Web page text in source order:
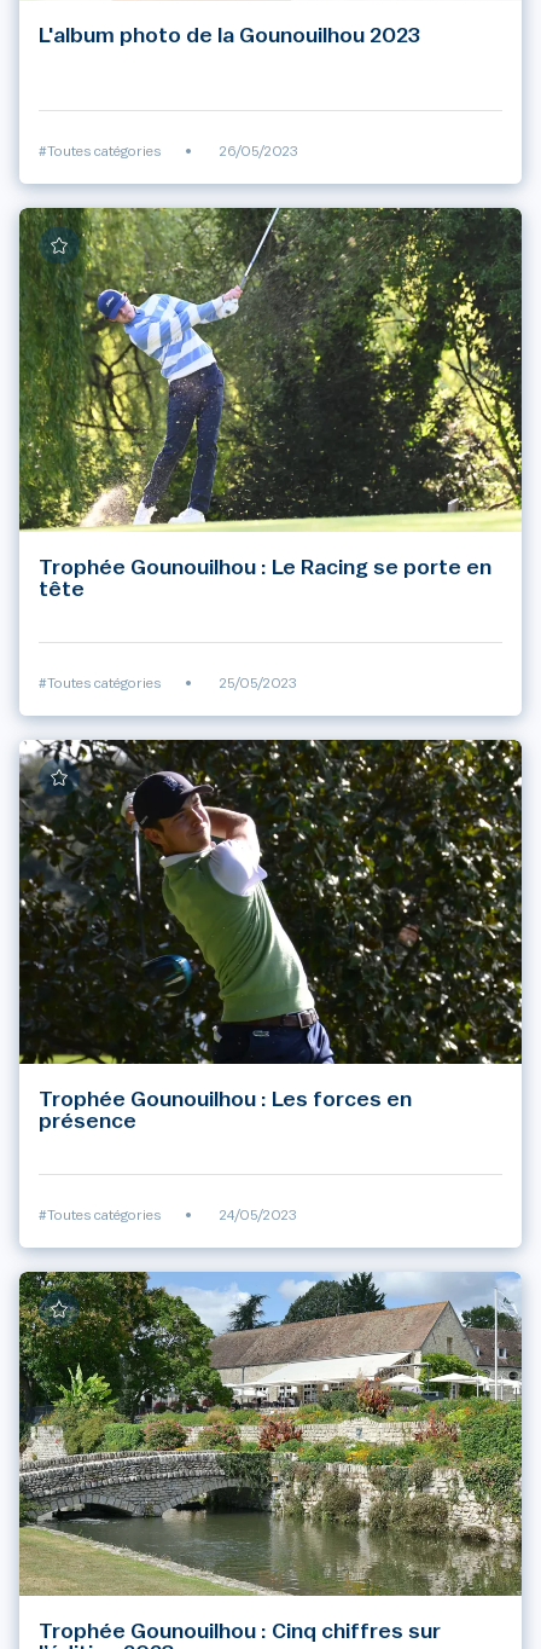
L'album photo de la Gounouilhou 2023
#Toutes catégories • 26/05/2023
Trophée Gounouilhou : Le Racing se porte en
tête
#Toutes catégories • 25/05/2023
Trophée Gounouilhou : Les forces en
présence
#Toutes catégories • 24/05/2023
Trophée Gounouilhou : Cinq chiffres sur